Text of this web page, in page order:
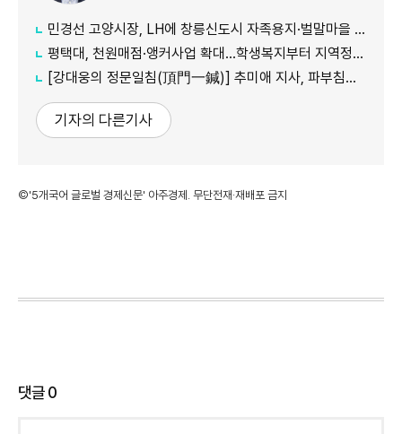
민경선 고양시장, LH에 창릉신도시 자족용지·벌말마을 편입 협조 요청
평택대, 천원매점·앵커사업 확대...학생복지부터 지역정주까지 연결
[강대웅의 정문일침(頂門一鍼)] 추미애 지사, 파부침주(破釜沈舟) 심경으로 '경기도 재정 비상' 극복 나섰다
기자의 다른기사
©'5개국어 글로벌 경제신문' 아주경제. 무단전재·재배포 금지
댓글0